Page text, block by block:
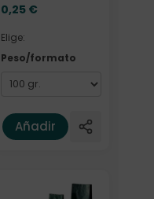
0,25 €
Elige:
Peso/formato
Añadir
Elige: Peso/formato